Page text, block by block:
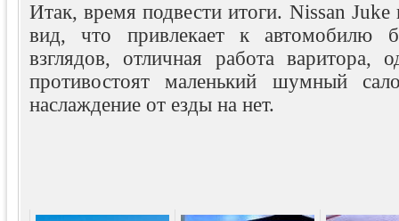
Итак, время подвести итоги. Nissan
вид, что привлекает к автомобилю
взглядов, отличная работа варитора,
противостоят маленький шумный
наслаждение от езды на нет.